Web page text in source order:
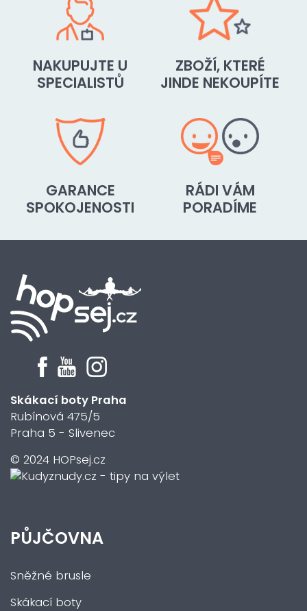
NAKUPUJTE U
SPECIALISTŮ
ZBOŽÍ, KTERÉ
JINDE NEKOUPÍTE
GARANCE
SPOKOJENOSTI
RÁDI VÁM
PORADÍME
Skákací boty Praha
Rubínová 475/5
Praha 5 - Slivenec
© 2024 HOPsej.cz
PŮJČOVNA
Sněžné brusle
Skákací boty